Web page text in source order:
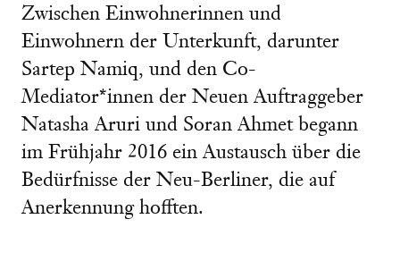
Zwischen Einwohnerinnen und
Einwohnern der Unterkunft, darunter
Sartep Namiq, und den Co-
Mediator*innen der Neuen Auftraggeber
Natasha Aruri und Soran Ahmet begann
im Frühjahr 2016 ein Austausch über die
Bedürfnisse der Neu-Berliner, die auf
Anerkennung hofften.